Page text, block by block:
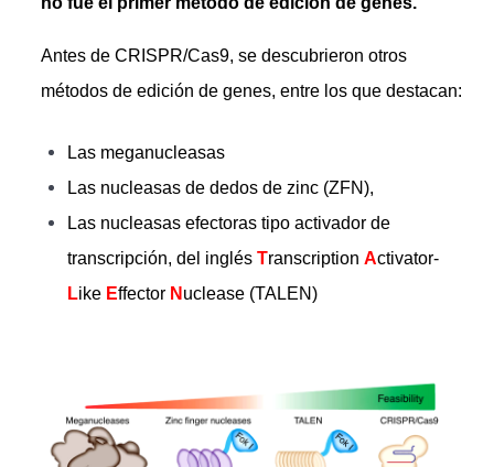
Antes de CRISPR/Cas9, se descubrieron otros
métodos de edición de genes, entre los que destacan:
Las meganucleasas
Las nucleasas de dedos de zinc (ZFN),
Las nucleasas efectoras tipo activador de
transcripción, del inglés Transcription Activator-
Like Effector N uclease (TALEN)